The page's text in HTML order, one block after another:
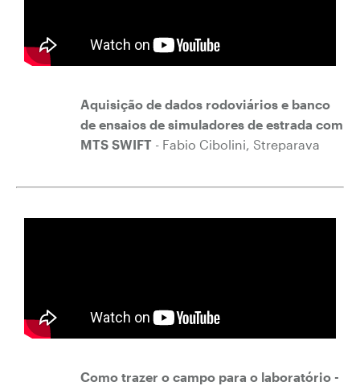
Aquisição de dados rodoviários e banco
de ensaios de simuladores de estrada com
MTS SWIFT - Fabio Cibolini, Streparava
Como trazer o campo para o laboratório -